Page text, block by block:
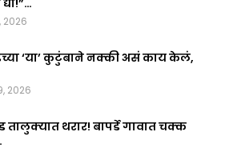
‘या’ कुटुंबाने नक्की असं काय केलं,
2026
तालुक्यात थरार! बापर्डे गावात चक्क